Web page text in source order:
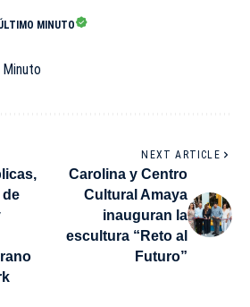
MINUTO
de
NEXT ARTICLE
Carolina y Centro
Cultural Amaya
inauguran la
escultura “Reto al
Futuro”